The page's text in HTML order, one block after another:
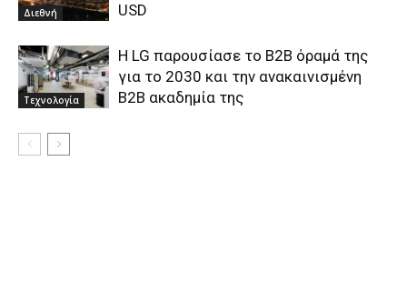
Διεθνή USD
Τεχνολογία
Η LG παρουσίασε το B2B όραμά της
για το 2030 και την ανακαινισμένη
B2B ακαδημία της